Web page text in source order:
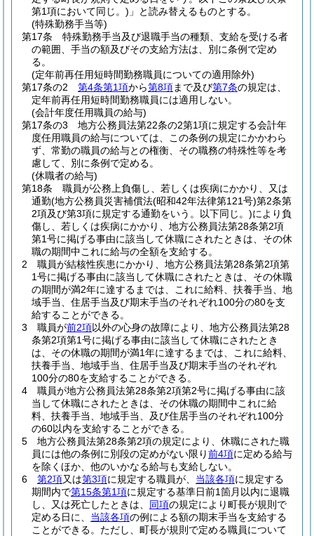
第1項において同じ。) 」と読み替えるものとする。
(特殊勤務手当等)
第17条
特殊勤務手当及び退職手当の種類、支給を受ける者
の範囲、手当の額及びその支給方法は、別に条例で定め
る。
(定年前再任用短時間勤務職員についての適用除外)
第17条の2
第4条第1項から第8項まで及び第7条の規定は、
定年前再任用短時間勤務職員には適用しない。
(会計年度任用職員の給与)
第17条の3
地方公務員法第22条の2第1項に規定する会計年
度任用職員の給与については、この条例の規定にかかわら
ず、常勤の職員の給与との権衡、その職務の特殊性等を考
慮して、別に条例で定める。
(休職者の給与)
第18条
職員が公務上負傷し、若しくは疾病にかかり、又は
通勤(地方公務員災害補償法(昭和42年法律第121号)第2条第
2項及び第3項に規定する通勤をいう。以下同じ。)により負
傷し、若しくは疾病にかかり、地方公務員法第28条第2項
第1号に掲げる事由に該当して休職にされたときは、その休
職の期間中これに給与の全額を支給する。
2
職員が結核性疾患にかかり、地方公務員法第28条第2項第
1号に掲げる事由に該当して休職にされたときは、その休職
の期間が満2年に達するまでは、これに給料、扶養手当、地
域手当、住居手当及び期末手当のそれぞれ100分の80を支
給することができる。
3
職員が前2項以外の心身の故障により、地方公務員法第28
条第2項第1号に掲げる事由に該当して休職にされたとき
は、その休職の期間が満1年に達するまでは、これに給料、
扶養手当、地域手当、住居手当及び期末手当のそれぞれ
100分の80を支給することができる。
4
職員が地方公務員法第28条第2項第2号に掲げる事由に該
当して休職にされたときは、その休職の期間中これに給
料、扶養手当、地域手当、及び住居手当のそれぞれ100分
の60以内を支給することができる。
5
地方公務員法第28条第2項の規定により、休職にされた職
員には他の条例に別段の定めがない限り前4項に定める給与
を除くほか、他のいかなる給与も支給しない。
6
第2項又は第3項に規定する職員が、 当該各項に規定する
期間内で第15条第1項に規定する基準日前1箇月以内に退職
し、又は死亡したときは、 同項の規定により町長が規則で
定める日に、 当該各項の例による額の期末手当を支給する
ことができる。 ただし、町長が規則で定める職員について